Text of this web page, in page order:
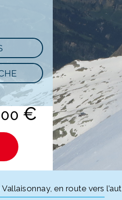
€
en route vers